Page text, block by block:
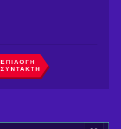
ΕΠΙΛΟΓΉ
ΣΥΝΤΆΚΤΗ